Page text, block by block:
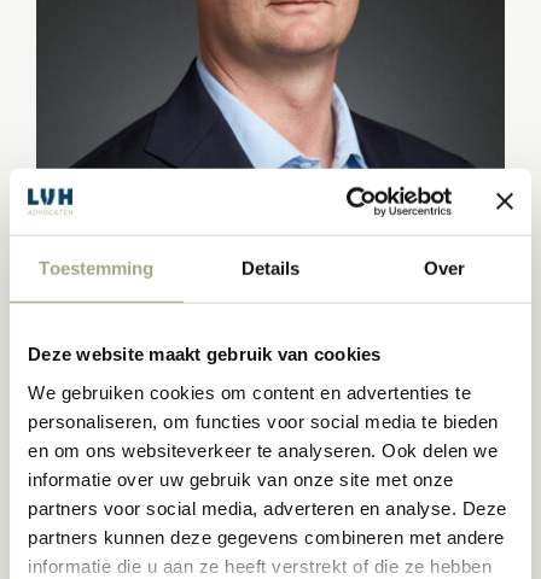
Toestemming Details Over
Deze website maakt gebruik van cookies
We gebruiken cookies om content en advertenties te
personaliseren, om functies voor social media te bieden
en om ons websiteverkeer te analyseren. Ook delen we
informatie over uw gebruik van onze site met onze
partners voor social media, adverteren en analyse. Deze
partners kunnen deze gegevens combineren met andere
informatie die u aan ze heeft verstrekt of die ze hebben
Advocaat
+31 (0)10 209 27 75
+31 (0)6 41 37 51 55
vannieuwaal@lvh-advocaten.nl
(meer…)